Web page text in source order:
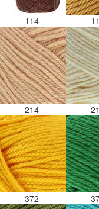
114
214
372